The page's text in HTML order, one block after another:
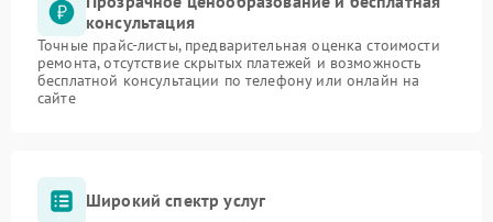
консультация
Точные прайс-листы, предварительная оценка стоимости
ремонта, отсутствие скрытых платежей и возможность
бесплатной консультации по телефону или онлайн на
сайте
Широкий спектр услуг